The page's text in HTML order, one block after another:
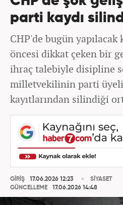
parti kaydı
CHP'de bugün
öncesi dikkat çeken bir
ihraç talebiyle disipline
milletvekilinin parti
kayıtlarından silindiği
GİRİŞ
17.06.2026 12:23
GÜNCELLEME
17.06.2026 14:48
SİYASET